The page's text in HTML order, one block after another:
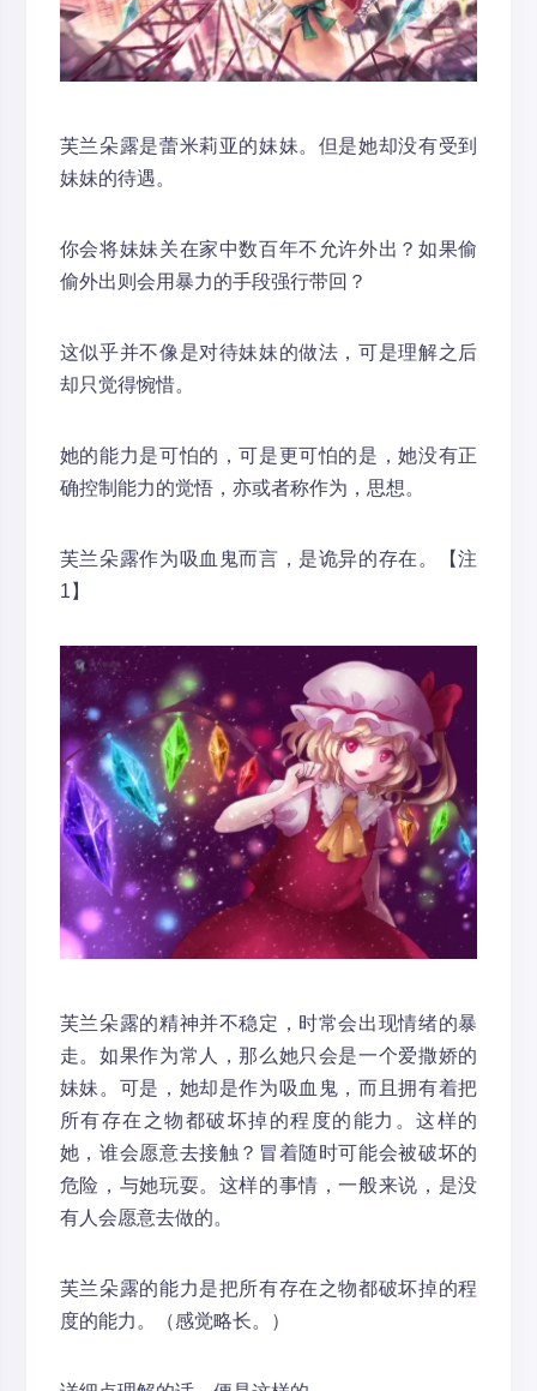
芙兰朵露是蕾米莉亚的妹妹。但是她却没有受到
妹妹的待遇。
你会将妹妹关在家中数百年不允许外出？如果偷
偷外出则会用暴力的手段强行带回？
这似乎并不像是对待妹妹的做法，可是理解之后
却只觉得惋惜。
她的能力是可怕的，可是更可怕的是，她没有正
确控制能力的觉悟，亦或者称作为，思想。
芙兰朵露作为吸血鬼而言，是诡异的存在。【注
1】
芙兰朵露的精神并不稳定，时常会出现情绪的暴
走。如果作为常人，那么她只会是一个爱撒娇的
妹妹。可是，她却是作为吸血鬼，而且拥有着把
所有存在之物都破坏掉的程度的能力。这样的
她，谁会愿意去接触？冒着随时可能会被破坏的
危险，与她玩耍。这样的事情，一般来说，是没
有人会愿意去做的。
芙兰朵露的能力是把所有存在之物都破坏掉的程
度的能力。（感觉略长。）